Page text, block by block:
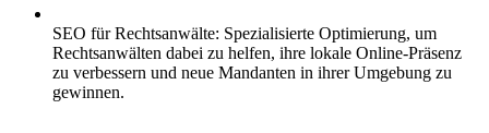
SEO für Rechtsanwälte: Spezialisierte Optimierung, um
Rechtsanwälten dabei zu helfen, ihre lokale Online-Präsenz
zu verbessern und neue Mandanten in ihrer Umgebung zu
gewinnen.